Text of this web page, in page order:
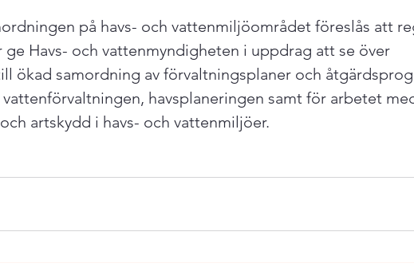
på havs- och vattenmiljöområdet föreslås att
ge Havs- och vattenmyndigheten i uppdrag att se över
ökad samordning av förvaltningsplaner och
havsplaneringen samt för arbetet
artskydd i havs- och vattenmiljöer.